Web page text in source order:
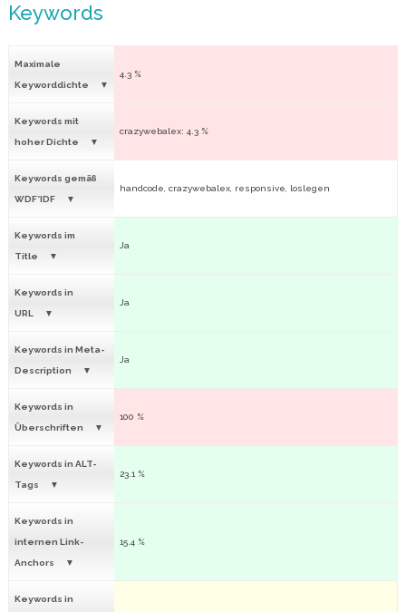
Keywords
Maximale
Keyworddichte
4.3 %
Keywords mit
hoher Dichte
crazywebalex: 4.3 %
Keywords gemäß
WDF*IDF
handcode, crazywebalex, responsive, loslegen
Keywords im
Title
Ja
Keywords in
URL
Ja
Keywords in Meta-
Description
Ja
Keywords in
Überschriften
100 %
Keywords in ALT-
Tags
23.1 %
Keywords in
internen Link-
Anchors
15.4 %
Keywords in